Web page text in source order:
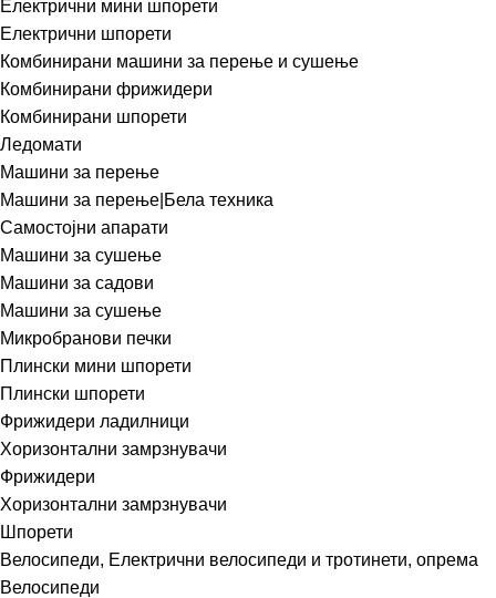
Електрични мини шпорети
Електрични шпорети
Комбинирани машини за перење и сушење
Комбинирани фрижидери
Комбинирани шпорети
Ледомати
Машини за перење
Машини за перење|Бела техника
Самостојни апарати
Машини за сушење
Машини за садови
Машини за сушење
Микробранови печки
Плински мини шпорети
Плински шпорети
Фрижидери ладилници
Хоризонтални замрзнувачи
Фрижидери
Хоризонтални замрзнувачи
Шпорети
Велосипеди, Електрични велосипеди и тротинети, опрема
Велосипеди